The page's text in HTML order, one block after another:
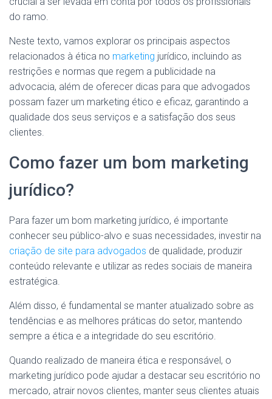
do ramo.
Neste texto, vamos explorar os principais aspectos
relacionados à ética no marketing jurídico, incluindo as
restrições e normas que regem a publicidade na
advocacia, além de oferecer dicas para que advogados
possam fazer um marketing ético e eficaz, garantindo a
qualidade dos seus serviços e a satisfação dos seus
clientes.
Como fazer um bom marketing
jurídico?
Para fazer um bom marketing jurídico, é importante
conhecer seu público-alvo e suas necessidades, investir na
criação de site para advogados de qualidade, produzir
conteúdo relevante e utilizar as redes sociais de maneira
estratégica.
Além disso, é fundamental se manter atualizado sobre as
tendências e as melhores práticas do setor, mantendo
sempre a ética e a integridade do seu escritório.
Quando realizado de maneira ética e responsável, o
marketing jurídico pode ajudar a destacar seu escritório no
mercado, atrair novos clientes, manter seus clientes atuais